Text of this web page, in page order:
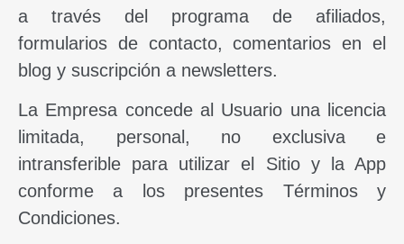
a través del programa de afiliados,
formularios de contacto, comentarios en el
blog y suscripción a newsletters.
La Empresa concede al Usuario una licencia
limitada, personal, no exclusiva e
intransferible para utilizar el Sitio y la App
conforme a los presentes Términos y
Condiciones.